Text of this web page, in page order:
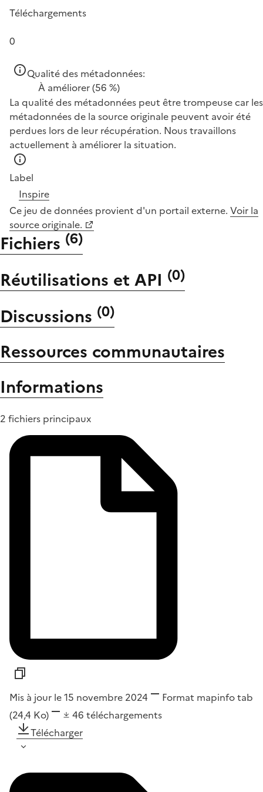
Téléchargements
0
Qualité des métadonnées:
À améliorer(56 %)
La qualité des métadonnées peut être trompeuse car les
métadonnées de la source originale peuvent avoir été
perdues lors de leur récupération. Nous travaillons
actuellement à améliorer la situation.
Label
Inspire
Ce jeu de données provient d'un portail externe. Voir la
source originale.
Fichiers (6)
Réutilisations et API (0)
Discussions (0)
Ressources communautaires
Informations
2 fichiers principaux
Mis à jour le 15 novembre 2024 Format mapinfo tab
(24,4 Ko)
46 téléchargements
Télécharger